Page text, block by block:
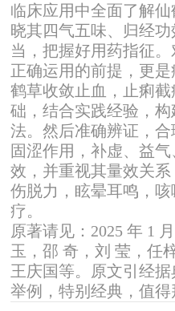
临床应用中全面了解
晓其四气五味、归经
当，把握好用药指征
正确运用的前提，更
鹤草收敛止血，止痢
础，结合实践经验，
法。然后准确辨证，合
固涩作用，补虚、益
效，并重视其量效关
伤脱力，眩晕耳鸣，
疗。
原著请见：2025 年 1
玉，邵 奇，刘 莹，任
王庆国等。原文引经
举例，特别经典，值得